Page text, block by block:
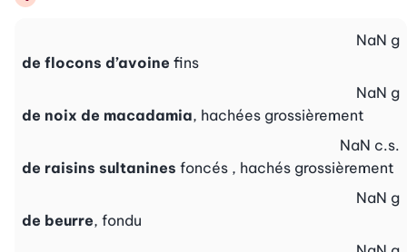
de flocons d’avoine fins
NaN g
de noix de macadamia, hachées grossièrement
NaN g
de raisins sultanines foncés , hachés grossièrement
NaN c.s.
de beurre, fondu
NaN g